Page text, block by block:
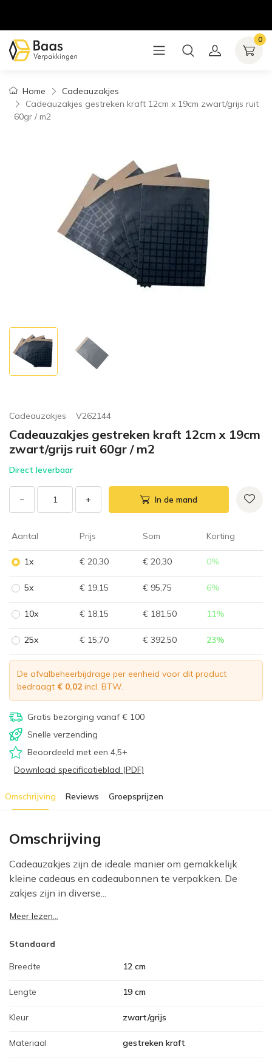
0
Home
Cadeauzakjes
Cadeauzakjes gestreken kraft 12cm x 19cm zwart/grijs ruit
60gr / m2
Cadeauzakjes V262144
Cadeauzakjes gestreken kraft 12cm x 19cm
zwart/grijs ruit 60gr / m2
Direct leverbaar
− + In de mand
Aantal Prijs Som Korting
1x € 20,30 € 20,30 0%
5x € 19,15 € 95,75 6%
10x € 18,15 € 181,50 11%
25x € 15,70 € 392,50 23%
De afvalbeheerbijdrage per eenheid voor dit product
bedraagt € 0,02 incl. BTW.
Gratis bezorging vanaf € 100
Snelle verzending
Beoordeeld met een 4,5+
Download specificatieblad (PDF)
Omschrijving Reviews Groepsprijzen
Omschrijving
Cadeauzakjes zijn de ideale manier om gemakkelijk
kleine cadeaus en cadeaubonnen te verpakken. De
zakjes zijn in diverse...
Meer lezen...
Standaard
Breedte 12 cm
Lengte 19 cm
Kleur zwart/grijs
Materiaal gestreken kraft